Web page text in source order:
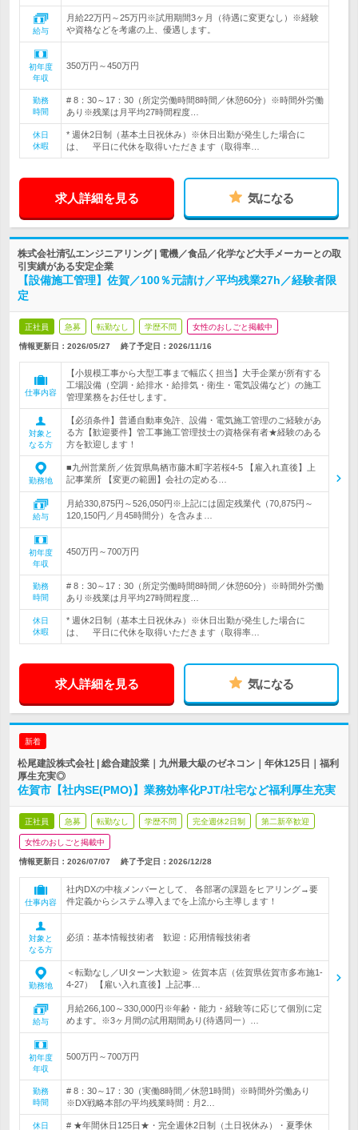
給与
月給22万円～25万円※試用期間3ヶ月（待遇に変更なし）※経験
や資格などを考慮の上、優遇します。
初年度
年収
350万円～450万円
勤務
時間
# 8：30～17：30（所定労働時間8時間／休憩60分）※時間外労働
あり※残業は月平均27時間程度…
休日
休暇
* 週休2日制（基本土日祝休み）※休日出勤が発生した場合に
は、 平日に代休を取得いただきます（取得率…
求人詳細を見る 気になる
株式会社清弘エンジニアリング | 電機／食品／化学など大手メーカーとの取
引実績がある安定企業
【設備施工管理】佐賀／100％元請け／平均残業27h／経験者限
定
正社員 急募 転勤なし 学歴不問 女性のおしごと掲載中
情報更新日：2026/05/27 終了予定日： 2026/11/16
仕事内容
【小規模工事から大型工事まで幅広く担当】大手企業が所有する
工場設備（空調・給排水・給排気・衛生・電気設備など）の施工
管理業務をお任せします。
対象と
なる方
【必須条件】普通自動車免許、設備・電気施工管理のご経験があ
る方【歓迎要件】管工事施工管理技士の資格保有者★経験のある
方を歓迎します！
勤務地
■九州営業所／佐賀県鳥栖市藤木町字若桜4-5 【雇入れ直後】上
記事業所 【変更の範囲】会社の定める…
給与
月給330,875円～526,050円※上記には固定残業代（70,875円～
120,150円／月45時間分）を含みま…
初年度
年収
450万円～700万円
勤務
時間
# 8：30～17：30（所定労働時間8時間／休憩60分）※時間外労働
あり※残業は月平均27時間程度…
休日
休暇
* 週休2日制（基本土日祝休み）※休日出勤が発生した場合に
は、 平日に代休を取得いただきます（取得率…
求人詳細を見る 気になる
新着
松尾建設株式会社 | 総合建設業｜九州最大級のゼネコン｜年休125日｜福利
厚生充実◎
佐賀市【社内SE(PMO)】業務効率化PJT/社宅など福利厚生充実
正社員 急募 転勤なし 学歴不問 完全週休2日制 第二新卒歓迎
女性のおしごと掲載中
情報更新日：2026/07/07 終了予定日： 2026/12/28
仕事内容
社内DXの中核メンバーとして、 各部署の課題をヒアリング→要
件定義からシステム導入までを上流から主導します！
対象と
なる方
必須：基本情報技術者 歓迎：応用情報技術者
勤務地
＜転勤なし／UIターン大歓迎＞ 佐賀本店（佐賀県佐賀市多布施1-
4-27） 【雇い入れ直後】上記事…
給与
月給266,100～330,000円※年齢・能力・経験等に応じて個別に定
めます。※3ヶ月間の試用期間あり(待遇同一）…
初年度
年収
500万円～700万円
勤務
時間
# 8：30～17：30（実働8時間／休憩1時間）※時間外労働あり
※DX戦略本部の平均残業時間：月2…
休日 # ★年間休日125日★・完全週休2日制（土日祝休み）・夏季休